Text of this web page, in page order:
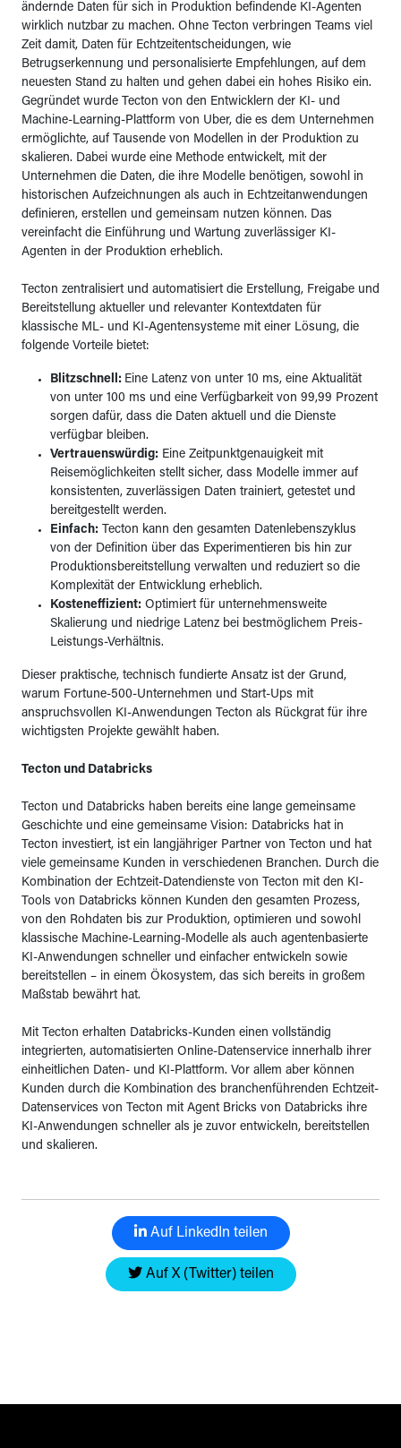
ändernde Daten für sich in Produktion befindende KI-Agenten
wirklich nutzbar zu machen. Ohne Tecton verbringen Teams viel
Zeit damit, Daten für Echtzeitentscheidungen, wie
Betrugserkennung und personalisierte Empfehlungen, auf dem
neuesten Stand zu halten und gehen dabei ein hohes Risiko ein.
Gegründet wurde Tecton von den Entwicklern der KI- und
Machine-Learning-Plattform von Uber, die es dem Unternehmen
ermöglichte, auf Tausende von Modellen in der Produktion zu
skalieren. Dabei wurde eine Methode entwickelt, mit der
Unternehmen die Daten, die ihre Modelle benötigen, sowohl in
historischen Aufzeichnungen als auch in Echtzeitanwendungen
definieren, erstellen und gemeinsam nutzen können. Das
vereinfacht die Einführung und Wartung zuverlässiger KI-
Agenten in der Produktion erheblich.
Tecton zentralisiert und automatisiert die Erstellung, Freigabe und
Bereitstellung aktueller und relevanter Kontextdaten für
klassische ML- und KI-Agentensysteme mit einer Lösung, die
folgende Vorteile bietet:
Blitzschnell: Eine Latenz von unter 10 ms, eine Aktualität
von unter 100 ms und eine Verfügbarkeit von 99,99 Prozent
sorgen dafür, dass die Daten aktuell und die Dienste
verfügbar bleiben.
Vertrauenswürdig: Eine Zeitpunktgenauigkeit mit
Reisemöglichkeiten stellt sicher, dass Modelle immer auf
konsistenten, zuverlässigen Daten trainiert, getestet und
bereitgestellt werden.
Einfach: Tecton kann den gesamten Datenlebenszyklus
von der Definition über das Experimentieren bis hin zur
Produktionsbereitstellung verwalten und reduziert so die
Komplexität der Entwicklung erheblich.
Kosteneffizient: Optimiert für unternehmensweite
Skalierung und niedrige Latenz bei bestmöglichem Preis-
Leistungs-Verhältnis.
Dieser praktische, technisch fundierte Ansatz ist der Grund,
warum Fortune-500-Unternehmen und Start-Ups mit
anspruchsvollen KI-Anwendungen Tecton als Rückgrat für ihre
wichtigsten Projekte gewählt haben.
Tecton und Databricks
Tecton und Databricks haben bereits eine lange gemeinsame
Geschichte und eine gemeinsame Vision: Databricks hat in
Tecton investiert, ist ein langjähriger Partner von Tecton und hat
viele gemeinsame Kunden in verschiedenen Branchen. Durch die
Kombination der Echtzeit-Datendienste von Tecton mit den KI-
Tools von Databricks können Kunden den gesamten Prozess,
von den Rohdaten bis zur Produktion, optimieren und sowohl
klassische Machine-Learning-Modelle als auch agentenbasierte
KI-Anwendungen schneller und einfacher entwickeln sowie
bereitstellen – in einem Ökosystem, das sich bereits in großem
Maßstab bewährt hat.
Mit Tecton erhalten Databricks-Kunden einen vollständig
integrierten, automatisierten Online-Datenservice innerhalb ihrer
einheitlichen Daten- und KI-Plattform. Vor allem aber können
Kunden durch die Kombination des branchenführenden Echtzeit-
Datenservices von Tecton mit Agent Bricks von Databricks ihre
KI-Anwendungen schneller als je zuvor entwickeln, bereitstellen
und skalieren.
Auf LinkedIn teilen
Auf X (Twitter) teilen